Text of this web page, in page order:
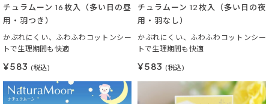
チュラムーン 16枚入（多い日の昼
用・羽つき）
かぶれにくい、ふわふわコットンシー
トで生理期間も快適
¥583 (税込)
チュラムーン 12枚入（多い日の夜
用・羽なし）
かぶれにくい、ふわふわコットンシー
トで生理期間も快適
¥583 (税込)